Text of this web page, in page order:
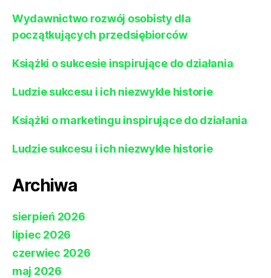
Wydawnictwo rozwój osobisty dla
początkujących przedsiębiorców
Książki o sukcesie inspirujące do działania
Ludzie sukcesu i ich niezwykłe historie
Książki o marketingu inspirujące do działania
Ludzie sukcesu i ich niezwykłe historie
Archiwa
sierpień 2026
lipiec 2026
czerwiec 2026
maj 2026